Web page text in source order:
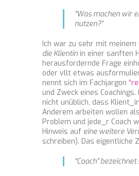
“Was machen wir
nutzen?”
Ich war zu sehr mit
die Klientin in einer sanften
herausfordernde Frage
oder vllt etwas
nennt sich im Fachjargon
und Zweck eines
nicht unüblich, dass
Anderem arbeiten wollen
Problem und jede_r Coach
Hinweis auf eine weitere
schreiben). Das eigentliche
“Coach”